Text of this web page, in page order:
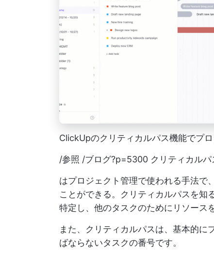
ClickUpのクリティカルパス機能でプ
/参照 /ブログ?p=5300 クリティカル
はプロジェクト管理で使われる手法で
ことができる。クリティカルパスを知
特定し、他のタスクのためにリソース
また、クリティカルパスは、基本的に
ばならないタスクの番号です。